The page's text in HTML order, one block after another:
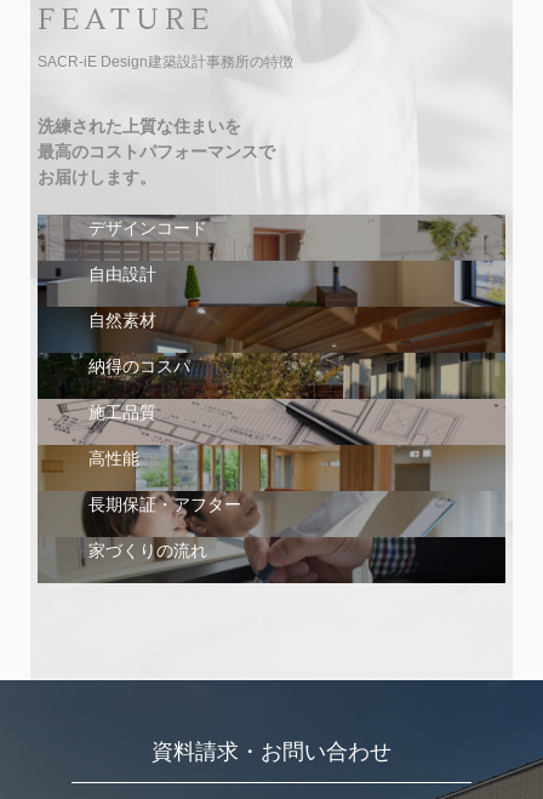
FEATURE
SACR-iE Design建築設計事務所の特徴
洗練された上質な住まいを
最高のコストパフォーマンスで
お届けします。
デザインコード
自由設計
自然素材
納得のコスパ
施工品質
高性能
長期保証・アフター
家づくりの流れ
資料請求・お問い合わせ